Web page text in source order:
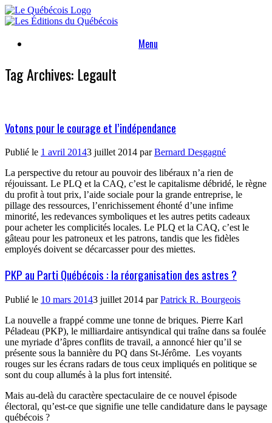
Skip
to
Menu
Tag Archives: Legault
Votons pour le courage et l’indépendance
Publié le 1 avril 20143 juillet 2014 parBernard Desgagné
La perspective du retour au pouvoir des libéraux n’a rien de
réjouissant. Le PLQ et la CAQ, c’est le capitalisme débridé, le règne
du profit à tout prix, l’aide sociale pour la grande entreprise, le
pillage des ressources, l’enrichissement éhonté d’une infime
minorité, les redevances symboliques et les autres petits cadeaux
pour acheter les complicités locales. Le PLQ et la CAQ, c’est le
gâteau pour les patroneux et les patrons, tandis que les fidèles
employés doivent se décarcasser pour des miettes.
PKP au Parti Québécois : la réorganisation des astres ?
Publié le 10 mars 20143 juillet 2014 parPatrick R. Bourgeois
La nouvelle a frappé comme une tonne de briques. Pierre Karl
Péladeau (PKP), le milliardaire antisyndical qui traîne dans sa foulée
une myriade d’âpres conflits de travail, a annoncé hier qu’il se
présente sous la bannière du PQ dans St-Jérôme. Les voyants
rouges sur les écrans radars de tous ceux impliqués en politique se
sont du coup allumés à la plus fort intensité.
Mais au-delà du caractère spectaculaire de ce nouvel épisode
électoral, qu’est-ce que signifie une telle candidature dans le paysage
québécois ?